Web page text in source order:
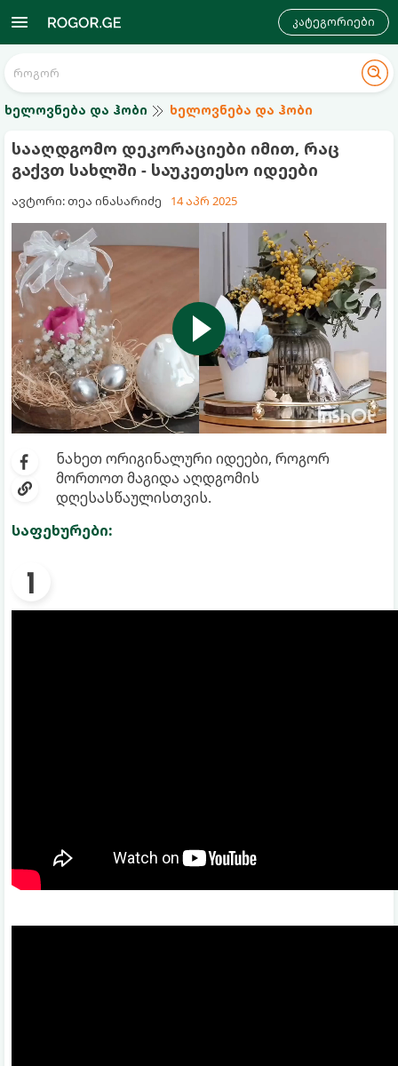
კატეგორიები
ხელოვნება და ჰობი ხელოვნება და ჰობი
სააღდგომო დეკორაციები იმით, რაც
გაქვთ სახლში - საუკეთესო იდეები
ავტორი: თეა ინასარიძე 14 აპრ 2025
ნახეთ ორიგინალური იდეები, როგორ
მორთოთ მაგიდა აღდგომის
დღესასწაულისთვის.
საფეხურები: